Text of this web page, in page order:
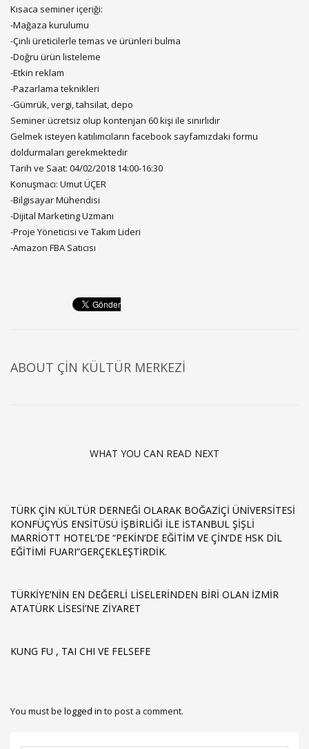
Kısaca seminer içeriği:
-Mağaza kurulumu
-Çinli üreticilerle temas ve ürünleri bulma
-Doğru ürün listeleme
-Etkin reklam
-Pazarlama teknikleri
-Gümrük, vergi, tahsilat, depo
Seminer ücretsiz olup kontenjan 60 kişi ile sınırlıdır
Gelmek isteyen katılımcıların facebook sayfamızdaki formu
doldurmaları gerekmektedir
Tarih ve Saat: 04/02/2018 14:00-16:30
Konuşmacı: Umut ÜÇER
-Bilgisayar Mühendisi
-Dijital Marketing Uzmanı
-Proje Yöneticisi ve Takım Lideri
-Amazon FBA Satıcısı
ABOUT ÇIN KÜLTÜR MERKEZI
WHAT YOU CAN READ NEXT
TÜRK ÇIN KÜLTÜR DERNEĞI OLARAK BOĞAZIÇI ÜNIVERSITESI
KONFÜÇYÜS ENSITÜSÜ IŞBIRLIĞI ILE İSTANBUL ŞIŞLI
MARRIOTT HOTEL’DE “PEKIN’DE EĞITIM VE ÇIN’DE HSK DIL
EĞITIMI FUARI”GERÇEKLEŞTIRDIK.
TÜRKIYE’NIN EN DEĞERLI LISELERINDEN BIRI OLAN İZMIR
ATATÜRK LISESI’NE ZIYARET
KUNG FU , TAI CHI VE FELSEFE
You must be logged in to post a comment.